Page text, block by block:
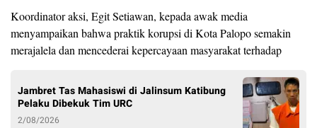
Koordinator aksi, Egit Setiawan, kepada awak media
menyampaikan bahwa praktik korupsi di Kota Palopo semakin
merajalela dan mencederai kepercayaan masyarakat terhadap
Jambret Tas Mahasiswi di Jalinsum Katibung
Pelaku Dibekuk Tim URC
2/08/2026